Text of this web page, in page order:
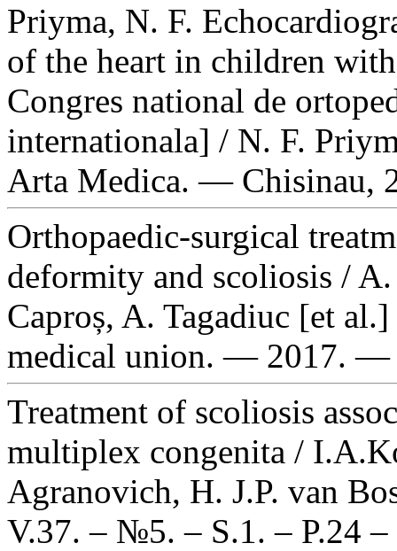
Priyma, N. F.
of the heart in children
Congres national de
internationala] / N. F.
Arta Medica. —
Orthopaedic-surgical
deformity and scoliosis /
Caproș, A. Tagadiuc [et
medical union. — 2017.
Treatment of scoliosis
multiplex congenita /
Agranovich, H. J.P. van
V.37. – №5. – S.1. – P.24 –